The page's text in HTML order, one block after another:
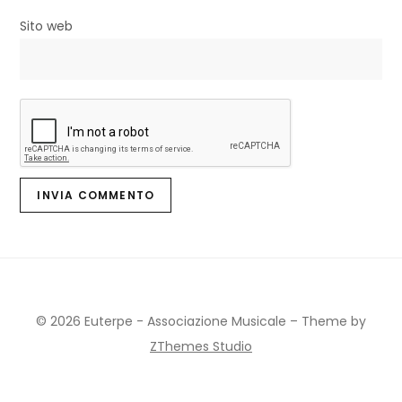
Sito web
© 2026 Euterpe - Associazione Musicale – Theme by
ZThemes Studio